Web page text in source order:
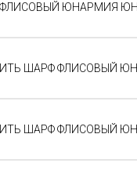
ЮНАРМИЯ
ШАРФ ФЛИСОВЫЙ
ШАРФ ФЛИСОВЫЙ